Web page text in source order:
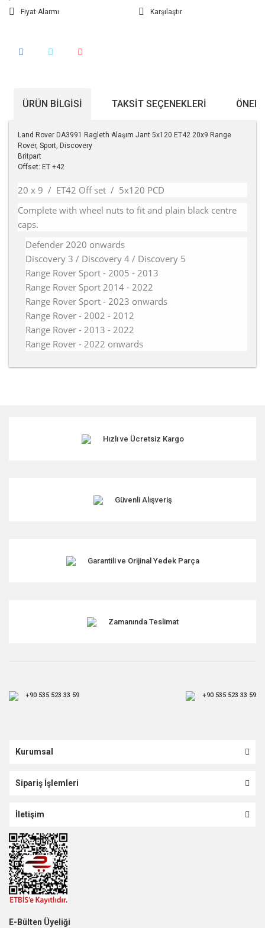
Fiyat Alarmı
Karşılaştır
ÜRÜN BILGISI TAKSIT SEÇENEKLERI
Land Rover DA3991 Ragleth Alaşım Jant 5x120 ET42 20x9 Range
Rover, Sport, Discovery
Britpart
Offset: ET +42
20 x 9 / ET42 Off set / 5x120 PCD
Complete with wheel nuts to fit and plain black centre
caps.
Defender 2020 onwards
Discovery 3 / Discovery 4 / Discovery 5
Range Rover Sport - 2005 - 2013
Range Rover Sport 2014 - 2022
Range Rover Sport - 2023 onwards
Range Rover - 2002 - 2012
Range Rover - 2013 - 2022
Range Rover - 2022 onwards
Ürün resmi kalitesiz, bozuk veya görüntülenemiyor.
Ürün fiyatı diğer sitelerden daha pahalı.
Hızlı ve Ücretsiz Kargo
Güvenli Alışveriş
Garantili ve Orijinal Yedek Parça
Zamanında Teslimat
+90 535 523 33 59 +90 535 523 33 59
Kurumsal
Sipariş İşlemleri
İletişim
E-Bülten Üyeliği